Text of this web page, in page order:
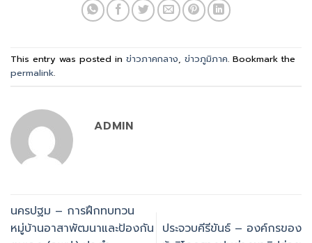
This entry was posted in ข่าวภาคกลาง, ข่าวภูมิภาค. Bookmark the
permalink.
ADMIN
นครปฐม – การฝึกทบทวน
หมู่บ้านอาสาพัฒนาและป้องกัน ประจวบคีรีขันธ์ – องค์กรของ